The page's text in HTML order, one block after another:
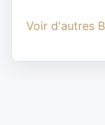
Voir d'autres